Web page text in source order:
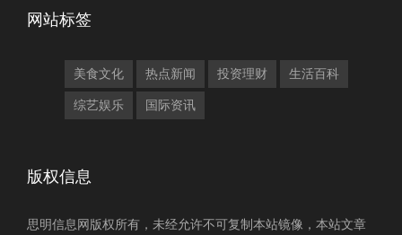
网站标签
美食文化 热点新闻 投资理财 生活百科
综艺娱乐 国际资讯
版权信息
思明信息网版权所有，未经允许不可复制本站镜像，本站文章